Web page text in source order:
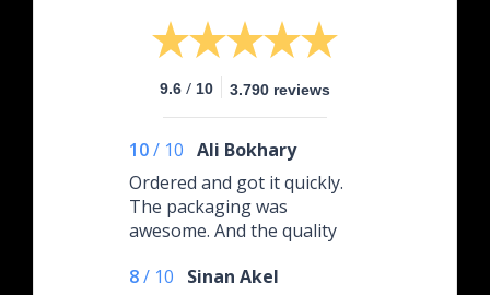
9.6 / 10 3.790 reviews
10/ 10 Ali Bokhary
Ordered and got it quickly.
The packaging was
awesome. And the quality
8/ 10
Sinan Akel